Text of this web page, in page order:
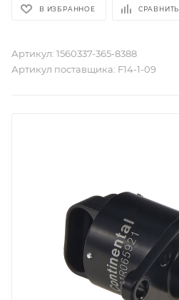
В ИЗБРАННОЕ СРАВНИТЬ
Артикул: 1560337-365-8388
Артикул поставщика: F14-1-09